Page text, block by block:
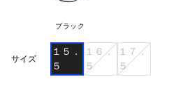
ブラック
サイズ
１５．
５
１６．
５
１７．
５